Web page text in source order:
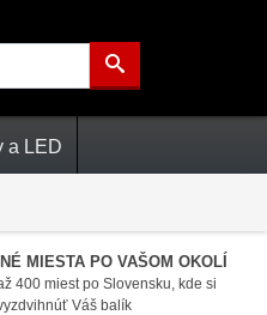
a LED
MIESTA PO VAŠOM OKOLÍ
400 miest po Slovensku, kde si
Váš balík